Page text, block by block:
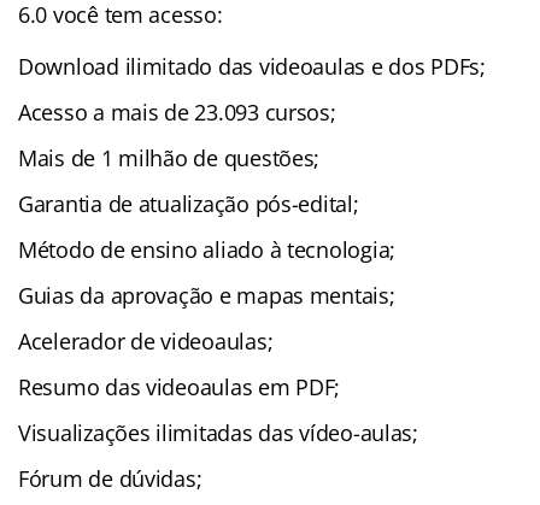
6.0 você tem acesso:
Download ilimitado das videoaulas e dos PDFs;
Acesso a mais de 23.093 cursos;
Mais de 1 milhão de questões;
Garantia de atualização pós-edital;
Método de ensino aliado à tecnologia;
Guias da aprovação e mapas mentais;
Acelerador de videoaulas;
Resumo das videoaulas em PDF;
Visualizações ilimitadas das vídeo-aulas;
Fórum de dúvidas;